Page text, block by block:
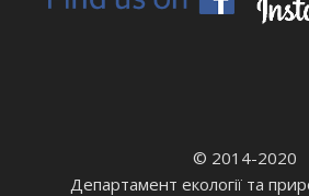
© 2014-2020
Департамент екології та